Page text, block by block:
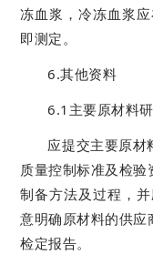
冻血浆，冷冻血浆
即测定。
6.其他资料
6.1主要原材料
应提交主要原材
质量控制标准及检
制备方法及过程，
意明确原材料的供
检定报告。